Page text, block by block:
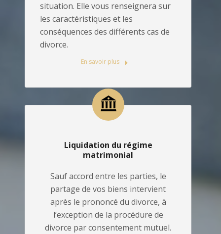
situation. Elle vous renseignera sur
les caractéristiques et les
conséquences des différents cas de
divorce.
En savoir plus
Liquidation du régime
matrimonial
Sauf accord entre les parties, le
partage de vos biens intervient
après le prononcé du divorce, à
l’exception de la procédure de
divorce par consentement mutuel.